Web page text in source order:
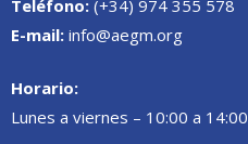
Teléfono: (+34) 974 355 578
E-mail: info@aegm.org
Horario:
Lunes a viernes – 10:00 a 14:00